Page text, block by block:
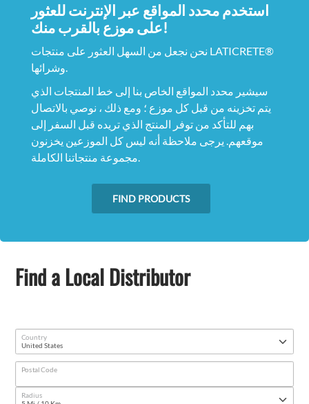
استخدم محدد المواقع عبر الإنترنت للعثور
على موزع بالقرب منك!
نحن نجعل من السهل العثور على منتجات LATICRETE®
وشرائها.
سيشير محدد المواقع الخاص بنا إلى خط المنتجات الذي
يتم تخزينه من قبل كل موزع ؛ ومع ذلك ، نوصي بالاتصال
بهم للتأكد من توفر المنتج الذي تريده قبل السفر إلى
موقعهم. يرجى ملاحظة أنه ليس كل الموزعين يخزنون
مجموعة منتجاتنا الكاملة.
FIND PRODUCTS
Find a Local Distributor
Country
Postal Code
Radius